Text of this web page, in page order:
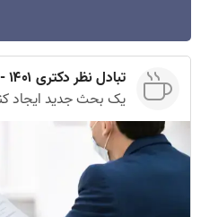
تبادل نظر دکتری ۱۴۰۱ - ۱۴۰۲
یک بحث جدید ایجاد